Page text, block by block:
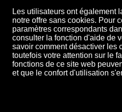
Les utilisateurs ont également
notre offre sans cookies. Pour
paramètres correspondants
consulter la fonction d'aide de
savoir comment désactiver les
toutefois votre attention sur le
fonctions de ce site web
et que le confort d'utilisation